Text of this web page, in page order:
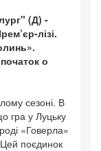
(Д) -
лізі.
о
сезоні. В
гра у Луцьку
«Говерла»
поєдинок